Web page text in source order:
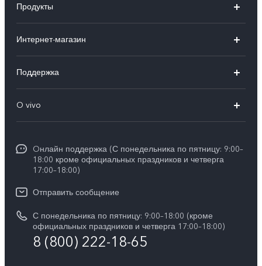
Продукты
X300 FE
V70 FE
V70
Y31d
Y11d
Интернет-магазин
V60 5G
V60 Lite
V40 Lite
Y04s
Поддержка
FAQs
Funtouch OS
Сервисные центры
IMEI аутентификация
Запрос стоимости запчастей
Обновление системы
O vivo
Пресс-центр
Карьера в vivo
Юридическая информация
О нас
Социальная ответственность
Oнлайн поддержка (С понедельника по пятницу: 9:00–
18:00 кроме официальных праздников и четверга
17:00–18:00)
Отправить сообщение
С понедельника по пятницу: 9:00–18:00 (кроме
официальных праздников и четверга 17:00–18:00)
8 (800) 222-18-65